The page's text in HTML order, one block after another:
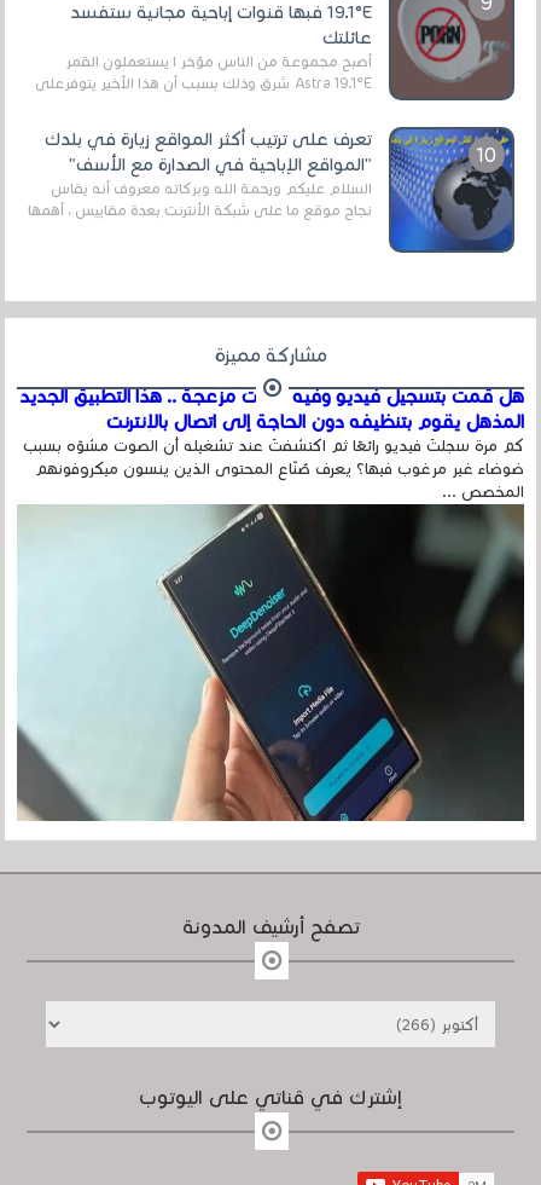
19.1°E فبها قنوات إباحية مجانية ستفسد
عائلتك
أصبح مجموعة من الناس مؤخر ا يستعملون القمر
Astra 19.1°E شرق وذلك بسبب أن هذا الأخير يتوفرعلى
تعرف على ترتيب أكثر المواقع زيارة في بلدك
"المواقع الإباحية في الصدارة مع الأسف"
السلام عليكم ورحمة الله وبركاته معروف أنه يقاس
نجاح موقع ما على شبكة الأنترنت بعدة مقاييس ، أهمها
مشاركة مميزة
هل قمت بتسجيل فيديو وفيه أصوت مزعجة .. هذا التطبيق الجديد
المذهل يقوم بتنظيفه دون الحاجة إلى اتصال بالإنترنت
كم مرة سجلتَ فيديو رائعًا ثم اكتشفتَ عند تشغيله أن الصوت مشوّه بسبب
ضوضاء غير مرغوب فيها؟ يعرف صُنّاع المحتوى الذين ينسون ميكروفونهم
المخصص ...
تصفح أرشيف المدونة
إشترك في قناتي على اليوتوب